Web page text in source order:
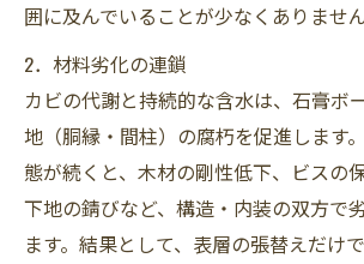
囲に及んでいることが少なくありません
2．材料劣化の連鎖
カビの代謝と持続的な含水は、石膏ボ
地（胴縁・間柱）の腐朽を促進します
態が続くと、木材の剛性低下、ビスの
下地の錆びなど、構造・内装の双方で
ます。結果として、表層の張替えだけ